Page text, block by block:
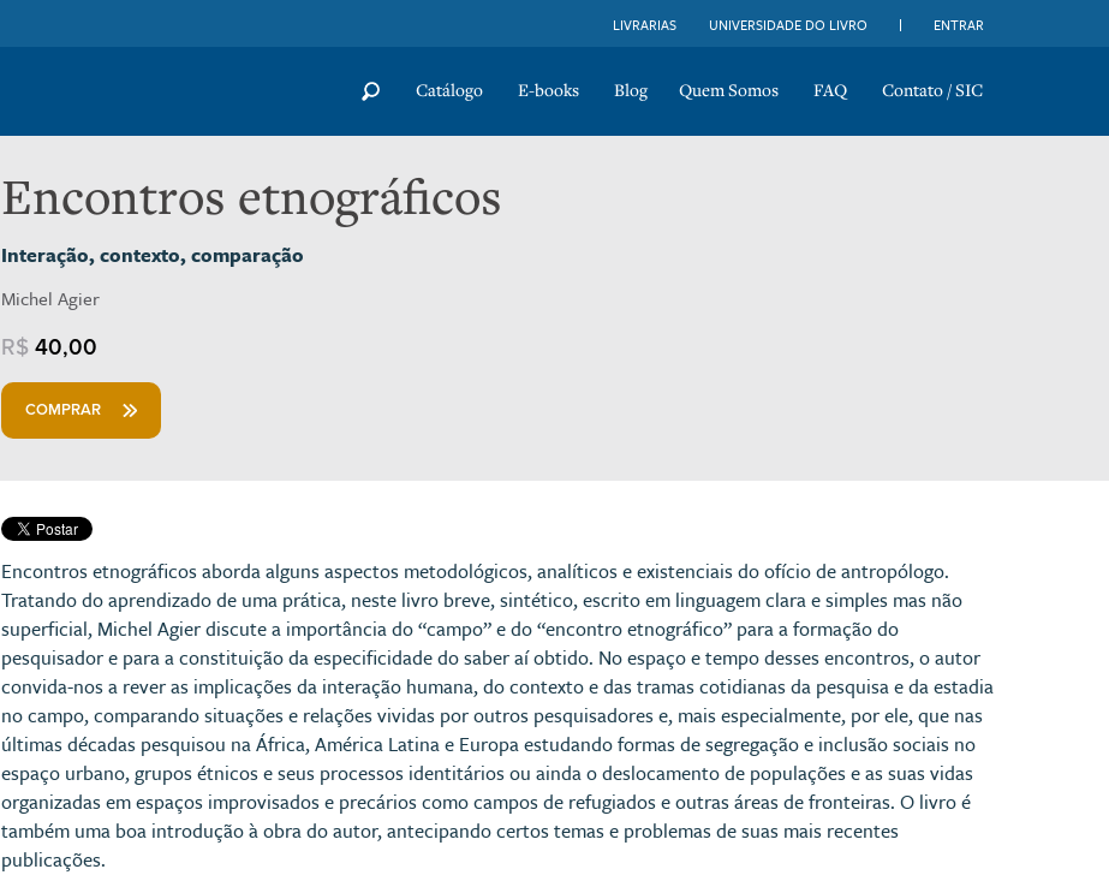
LIVRARIAS UNIVERSIDADE DO LIVRO ENTRAR
Catálogo E-books Blog Quem Somos FAQ Contato / SIC
Encontros etnográficos
Interação, contexto, comparação
Michel Agier
R$ 40,00
COMPRAR
Encontros etnográficos aborda alguns aspectos metodológicos, analíticos e existenciais do ofício de antropólogo.
Tratando do aprendizado de uma prática, neste livro breve, sintético, escrito em linguagem clara e simples mas não
superficial, Michel Agier discute a importância do “campo” e do “encontro etnográfico” para a formação do
pesquisador e para a constituição da especificidade do saber aí obtido. No espaço e tempo desses encontros, o autor
convida-nos a rever as implicações da interação humana, do contexto e das tramas cotidianas da pesquisa e da estadia
no campo, comparando situações e relações vividas por outros pesquisadores e, mais especialmente, por ele, que nas
últimas décadas pesquisou na África, América Latina e Europa estudando formas de segregação e inclusão sociais no
espaço urbano, grupos étnicos e seus processos identitários ou ainda o deslocamento de populações e as suas vidas
organizadas em espaços improvisados e precários como campos de refugiados e outras áreas de fronteiras. O livro é
também uma boa introdução à obra do autor, antecipando certos temas e problemas de suas mais recentes
publicações.